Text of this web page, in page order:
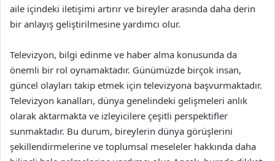
aile içindeki iletişimi artırır ve bireyler arasında daha derin
bir anlayış geliştirilmesine yardımcı olur.
Televizyon, bilgi edinme ve haber alma konusunda da
önemli bir rol oynamaktadır. Günümüzde birçok insan,
güncel olayları takip etmek için televizyona başvurmaktadır.
Televizyon kanalları, dünya genelindeki gelişmeleri anlık
olarak aktarmakta ve izleyicilere çeşitli perspektifler
sunmaktadır. Bu durum, bireylerin dünya görüşlerini
şekillendirmelerine ve toplumsal meseleler hakkında daha